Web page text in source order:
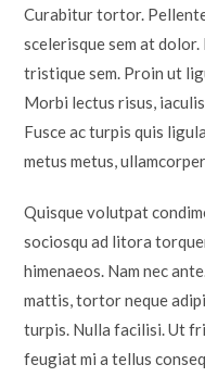
Curabitur tortor.
scelerisque sem at
tristique sem. Proin ut
Morbi lectus risus,
Fusce ac turpis quis
metus metus,
Quisque volutpat
sociosqu ad litora
himenaeos. Nam nec
mattis, tortor neque
turpis. Nulla facilisi. Ut
feugiat mi a tellus